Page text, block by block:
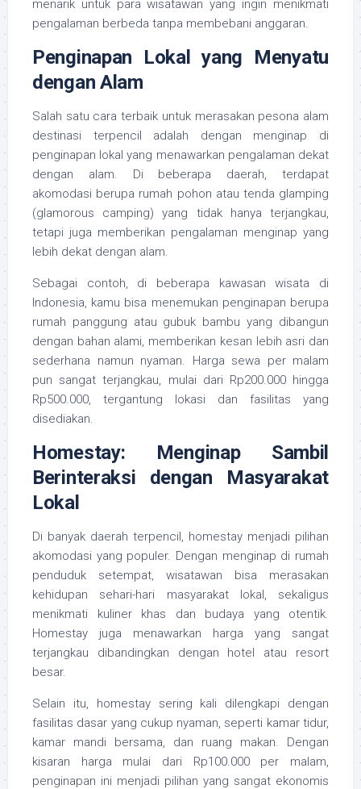
menarik untuk para wisatawan yang ingin menikmati
pengalaman berbeda tanpa membebani anggaran.
Penginapan Lokal yang Menyatu
dengan Alam
Salah satu cara terbaik untuk merasakan pesona alam
destinasi terpencil adalah dengan menginap di
penginapan lokal yang menawarkan pengalaman dekat
dengan alam. Di beberapa daerah, terdapat
akomodasi berupa rumah pohon atau tenda glamping
(glamorous camping) yang tidak hanya terjangkau,
tetapi juga memberikan pengalaman menginap yang
lebih dekat dengan alam.
Sebagai contoh, di beberapa kawasan wisata di
Indonesia, kamu bisa menemukan penginapan berupa
rumah panggung atau gubuk bambu yang dibangun
dengan bahan alami, memberikan kesan lebih asri dan
sederhana namun nyaman. Harga sewa per malam
pun sangat terjangkau, mulai dari Rp200.000 hingga
Rp500.000, tergantung lokasi dan fasilitas yang
disediakan.
Homestay: Menginap Sambil
Berinteraksi dengan Masyarakat
Lokal
Di banyak daerah terpencil, homestay menjadi pilihan
akomodasi yang populer. Dengan menginap di rumah
penduduk setempat, wisatawan bisa merasakan
kehidupan sehari-hari masyarakat lokal, sekaligus
menikmati kuliner khas dan budaya yang otentik.
Homestay juga menawarkan harga yang sangat
terjangkau dibandingkan dengan hotel atau resort
besar.
Selain itu, homestay sering kali dilengkapi dengan
fasilitas dasar yang cukup nyaman, seperti kamar tidur,
kamar mandi bersama, dan ruang makan. Dengan
kisaran harga mulai dari Rp100.000 per malam,
penginapan ini menjadi pilihan yang sangat ekonomis